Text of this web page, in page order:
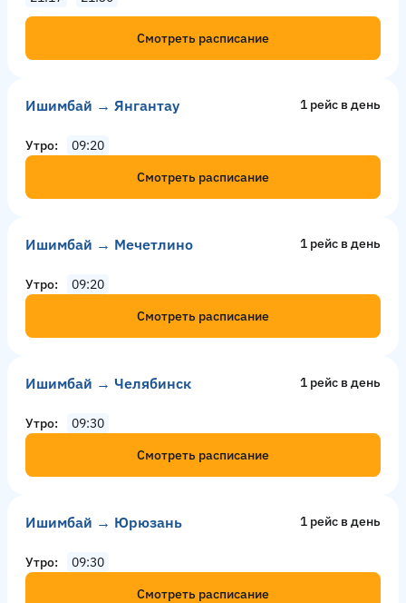
Смотреть расписание
Ишимбай → Янгантау 1 рейс в день
Утро
09:20
Смотреть расписание
Ишимбай → Мечетлино 1 рейс в день
Утро
09:20
Смотреть расписание
Ишимбай → Челябинск 1 рейс в день
Утро
09:30
Смотреть расписание
Ишимбай → Юрюзань 1 рейс в день
Утро
09:30
Смотреть расписание